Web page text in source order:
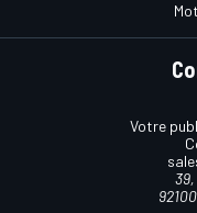
Votre